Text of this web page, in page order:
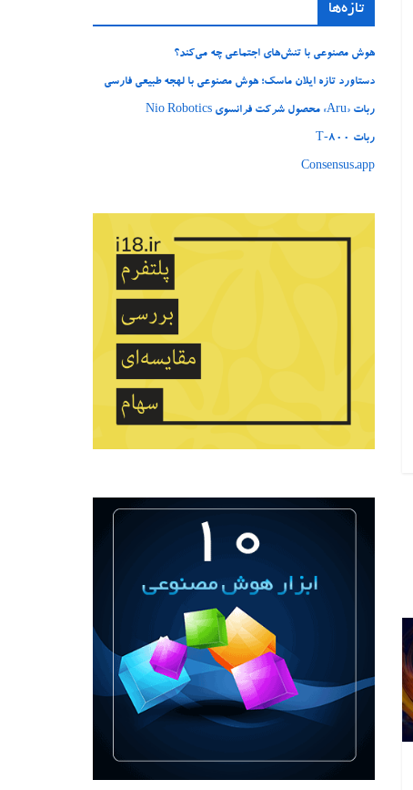
تازه‌ها
هوش مصنوعی با تنش‌های اجتماعی چه می‌کند؟
دستاورد تازه ایلان ماسک؛ هوش مصنوعی با لهجه طبیعی فارسی
ربات «Aru» محصول شرکت فرانسوی Nio Robotics
ربات T‑800
Consensus.app